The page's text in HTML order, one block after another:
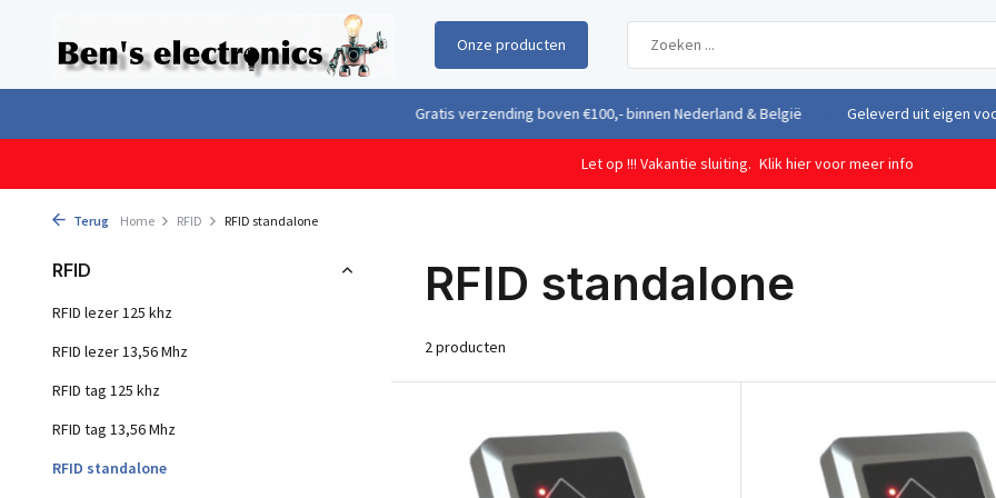
Onze producten
Geleverd uit eigen voorraad vanuit ons magazijn in Nederland Gratis
Let op !!! Vakantie sluiting. Klik hier voor meer info
Terug Home RFID RFID standalone
RFID
RFID lezer 125 khz
RFID lezer 13,56 Mhz
RFID tag 125 khz
RFID tag 13,56 Mhz
RFID standalone
RFID standalone
2 producten